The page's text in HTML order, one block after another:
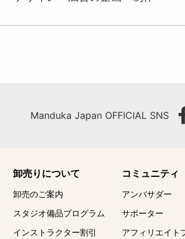
Manduka Japan OFFICIAL SNS
卸売りについて
卸売のご案内
スタジオ備品プログラム
インストラクター割引
コミュニティ
アンバサダー
サポーター
アフィリエイト